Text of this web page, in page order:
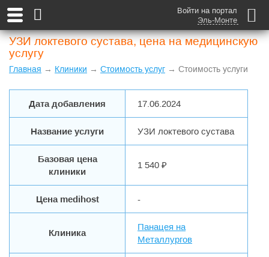
Войти на портал
Эль-Монте
УЗИ локтевого сустава, цена на медицинскую
услугу
Главная → Клиники → Стоимость услуг → Стоимость услуги
Дата добавления 17.06.2024
Название услуги УЗИ локтевого сустава
Базовая цена
клиники
1 540 ₽
Цена medihost -
Клиника
Панацея на
Металлургов